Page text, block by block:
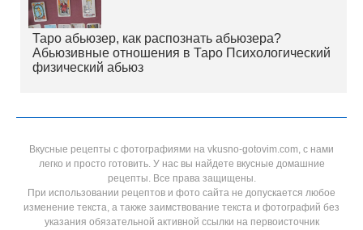
Таро абьюзер, как распознать абьюзера?
Абьюзивные отношения в Таро Психологический
физический абьюз
Вкусные рецепты с фотографиями на vkusno-gotovim.com, с нами
легко и просто готовить. У нас вы найдете вкусные домашние
рецепты. Все права защищены.
При использовании рецептов и фото сайта не допускается любое
изменение текста, а также заимствование текста и фотографий без
указания обязательной активной ссылки на первоисточник